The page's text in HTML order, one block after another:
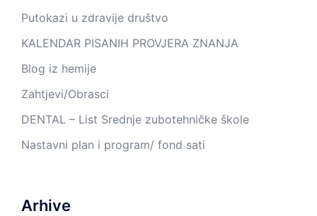
Putokazi u zdravije društvo
KALENDAR PISANIH PROVJERA ZNANJA
Blog iz hemije
Zahtjevi/Obrasci
DENTAL – List Srednje zubotehničke škole
Nastavni plan i program/ fond sati
Arhive